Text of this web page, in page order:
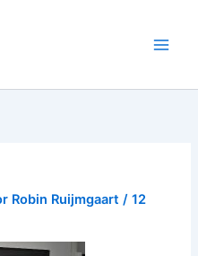
Robin Ruijmgaart/12